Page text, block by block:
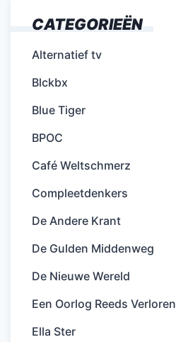
CATEGORIEËN
Alternatief tv
Blckbx
Blue Tiger
BPOC
Café Weltschmerz
Compleetdenkers
De Andere Krant
De Gulden Middenweg
De Nieuwe Wereld
Een Oorlog Reeds Verloren
Ella Ster